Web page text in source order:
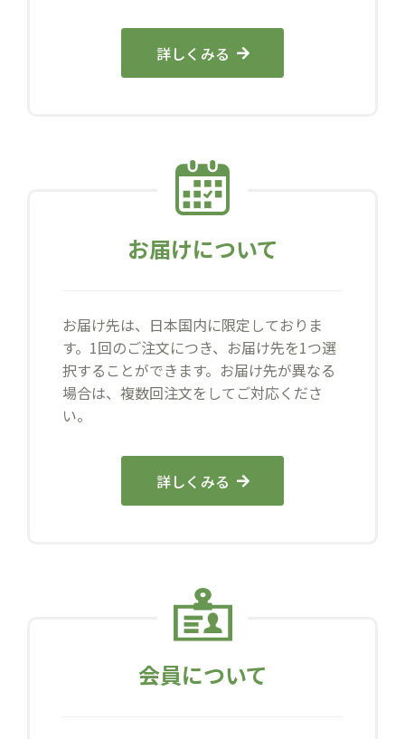
詳しくみる
お届けについて
お届け先は、日本国内に限定しておりま
す。1回のご注文につき、お届け先を1つ選
択することができます。お届け先が異なる
場合は、複数回注文をしてご対応くださ
い。
詳しくみる
会員について